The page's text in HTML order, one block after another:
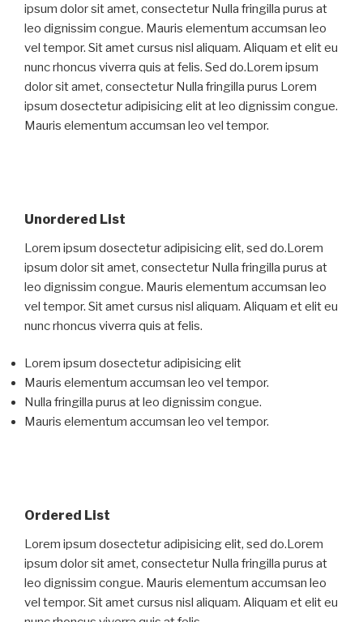
ipsum dolor sit amet, consectetur Nulla fringilla purus at
leo dignissim congue. Mauris elementum accumsan leo
vel tempor. Sit amet cursus nisl aliquam. Aliquam et elit eu
nunc rhoncus viverra quis at felis. Sed do.Lorem ipsum
dolor sit amet, consectetur Nulla fringilla purus Lorem
ipsum dosectetur adipisicing elit at leo dignissim congue.
Mauris elementum accumsan leo vel tempor.
Unordered List
Lorem ipsum dosectetur adipisicing elit, sed do.Lorem
ipsum dolor sit amet, consectetur Nulla fringilla purus at
leo dignissim congue. Mauris elementum accumsan leo
vel tempor. Sit amet cursus nisl aliquam. Aliquam et elit eu
nunc rhoncus viverra quis at felis.
Lorem ipsum dosectetur adipisicing elit
Mauris elementum accumsan leo vel tempor.
Nulla fringilla purus at leo dignissim congue.
Mauris elementum accumsan leo vel tempor.
Ordered List
Lorem ipsum dosectetur adipisicing elit, sed do.Lorem
ipsum dolor sit amet, consectetur Nulla fringilla purus at
leo dignissim congue. Mauris elementum accumsan leo
vel tempor. Sit amet cursus nisl aliquam. Aliquam et elit eu